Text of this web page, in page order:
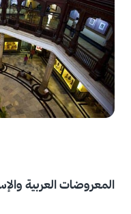
المعروضات العربية